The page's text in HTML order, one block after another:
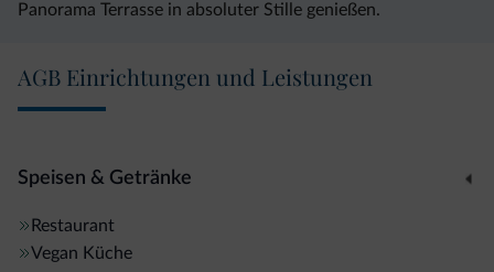
Panorama Terrasse in absoluter Stille genießen.
AGB Einrichtungen und Leistungen
Speisen & Getränke
Restaurant
Vegan Küche